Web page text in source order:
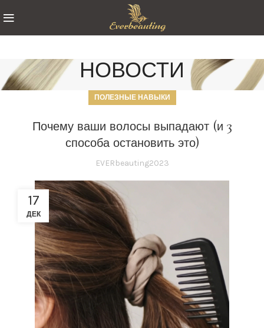
НОВОСТИ
ПОЛЕЗНЫЕ НАВЫКИ
Почему ваши волосы выпадают (и 3
способа остановить это)
EVERbeauting2023
17
ДЕК